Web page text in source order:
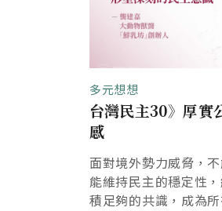
多元想想
台灣民主30》厚實
感
面對境外勢力威脅，
能維持民主的穩定性
積足夠的共識，成為